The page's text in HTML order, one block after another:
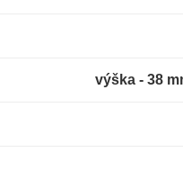
výška - 38